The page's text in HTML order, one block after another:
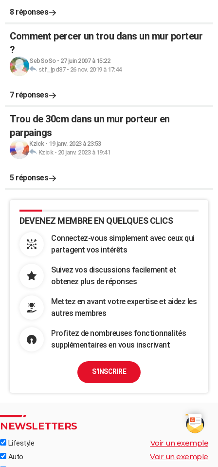
8 réponses
Comment percer un trou dans un mur porteur
?
SebSoSo- 27 juin 2007 à 15:22
stf_jpd87- 26 nov. 2019 à 17:44
7 réponses
Trou de 30cm dans un mur porteur en
parpaings
Kzick- 19 janv. 2023 à 23:53
Kzick- 20 janv. 2023 à 19:41
5 réponses
DEVENEZ MEMBRE EN QUELQUES CLICS
Connectez-vous simplement avec ceux qui
partagent vos intérêts
Suivez vos discussions facilement et
obtenez plus de réponses
Mettez en avant votre expertise et aidez les
autres membres
Profitez de nombreuses fonctionnalités
supplémentaires en vous inscrivant
S'INSCRIRE
NEWSLETTERS
Lifestyle Voir un exemple
Auto Voir un exemple